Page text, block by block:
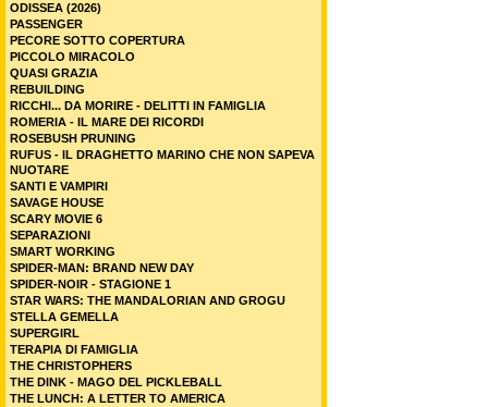
ODISSEA (2026)
PASSENGER
PECORE SOTTO COPERTURA
PICCOLO MIRACOLO
QUASI GRAZIA
REBUILDING
RICCHI... DA MORIRE - DELITTI IN FAMIGLIA
ROMERIA - IL MARE DEI RICORDI
ROSEBUSH PRUNING
RUFUS - IL DRAGHETTO MARINO CHE NON SAPEVA
NUOTARE
SANTI E VAMPIRI
SAVAGE HOUSE
SCARY MOVIE 6
SEPARAZIONI
SMART WORKING
SPIDER-MAN: BRAND NEW DAY
SPIDER-NOIR - STAGIONE 1
STAR WARS: THE MANDALORIAN AND GROGU
STELLA GEMELLA
SUPERGIRL
TERAPIA DI FAMIGLIA
THE CHRISTOPHERS
THE DINK - MAGO DEL PICKLEBALL
THE LUNCH: A LETTER TO AMERICA